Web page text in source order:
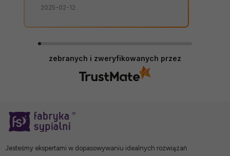
czas, bez zbędnych nerwów. Sklep bez
2025-02-12
zebranych i zweryfikowanych przez
Jesteśmy ekspertami w dopasowywaniu idealnych rozwiązań